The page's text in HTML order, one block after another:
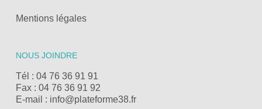
Mentions légales
NOUS JOINDRE
Tél : 04 76 36 91 91
Fax : 04 76 36 91 92
E-mail : info@plateforme38.fr